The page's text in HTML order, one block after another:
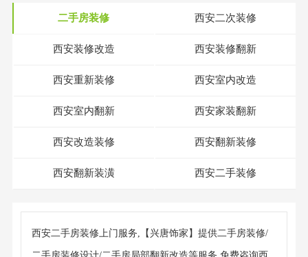
二手房装修 西安二次装修
西安装修改造 西安装修翻新
西安重新装修 西安室内改造
西安室内翻新 西安家装翻新
西安改造装修 西安翻新装修
西安翻新装潢 西安二手装修
西安二手房装修上门服务,【兴唐饰家】提供二手房装修/